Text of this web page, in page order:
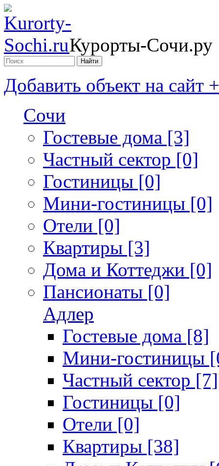
Курорты-Сочи.ру
Добавить объект на сайт +
Сочи
Гостевые дома [3]
Частный сектор [0]
Гостиницы [0]
Мини-гостиницы [0]
Отели [0]
Квартиры [3]
Дома и Коттеджи [0]
Пансионаты [0]
Адлер
Гостевые дома [8]
Мини-гостиницы
Частный сектор [7]
Гостиницы [0]
Отели [0]
Квартиры [38]